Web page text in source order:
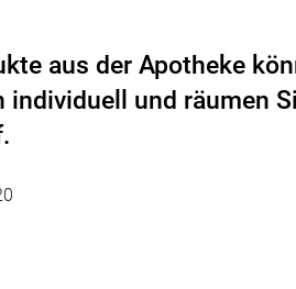
aus der Apotheke
individuell und räumen